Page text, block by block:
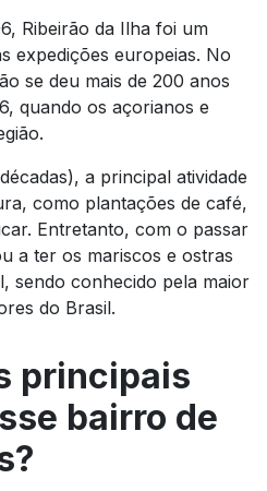
Ribeirão da Ilha foi um
expedições europeias. No
se deu mais de 200 anos
quando os açorianos e
a principal atividade
como plantações de café,
Entretanto, com o passar
a ter os mariscos e ostras
sendo conhecido pela maior
do Brasil.
principais
bairro de